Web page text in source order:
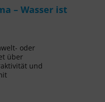
– Wasser ist
oder
über
und